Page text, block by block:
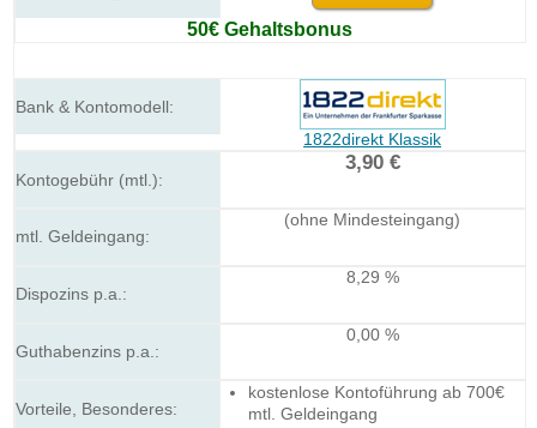
50€ Gehaltsbonus
1822direkt Klassik
3,90 €
(ohne Mindesteingang)
8,29 %
0,00 %
kostenlose Kontoführung ab 700€
mtl. Geldeingang